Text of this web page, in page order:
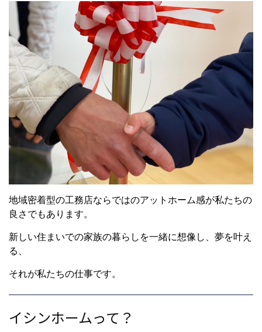
地域密着型の工務店ならではのアットホーム感が私たちの
良さでもあります。
新しい住まいでの家族の暮らしを一緒に想像し、夢を叶え
る、
それが私たちの仕事です。
イシンホームって？